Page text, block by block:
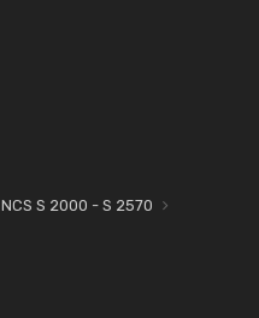
NCS S 2000 - S 2570